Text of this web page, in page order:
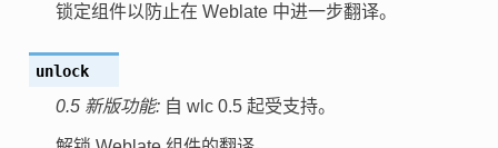
锁定组件以防止在 Weblate 中进一步翻译。
unlock
0.5 新版功能: 自 wlc 0.5 起受支持。